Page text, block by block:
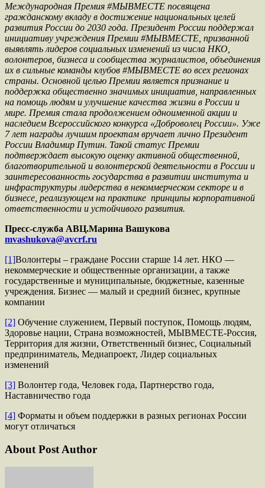
Международная Премия #МЫВМЕСТЕ посвящена
гражданскому вкладу в достижение национальных целей
развития России до 2030 года. Президент России поддержал
инициативу учреждения Премии #МЫВМЕСТЕ, призванной
выявлять лидеров социальных изменений из числа НКО,
волонтеров, бизнеса и сообщества журналистов, объединения
их в сильные команды клубов #МЫВМЕСТЕ во всех регионах
страны. Основной целью Премии является признание и
поддержка общественно значимых инициатив, направленных
на помощь людям и улучшение качества жизни в России и
мире. Премия стала продолжением одноименной акции и
наследием Всероссийского конкурса «Доброволец России». Уже
7 лет награды лучшим проектам вручает лично Президент
России Владимир Путин. Такой статус Премии
подтверждает высокую оценку активной общественной,
благотворительной и волонтерской деятельности в России и
заинтересованность государства в развитии института и
инфраструктуры лидерства в некоммерческом секторе и в
бизнесе, реализующем на практике принципы корпоративной
ответственности и устойчивого развития.
Пресс-служба АВЦ.Марина Вашукова
mvashukova@avcrf.ru
[1]Волонтеры – граждане России старше 14 лет. НКО —
некоммерческие и общественные организации, а также
государственные и муниципальные, бюджетные, казенные
учреждения. Бизнес — малый и средний бизнес, крупные
компании
[2] Обучение служением, Первый поступок, Помощь людям,
Здоровье нации, Страна возможностей, МЫВМЕСТЕ-Россия,
Территория для жизни, Ответственный бизнес, Социальный
предприниматель, Медиапроект, Лидер социальных
изменений
[3] Волонтер года, Человек года, Партнерство года,
Наставничество года
[4] Форматы и объем поддержки в разных регионах России
могут отличаться
About Post Author